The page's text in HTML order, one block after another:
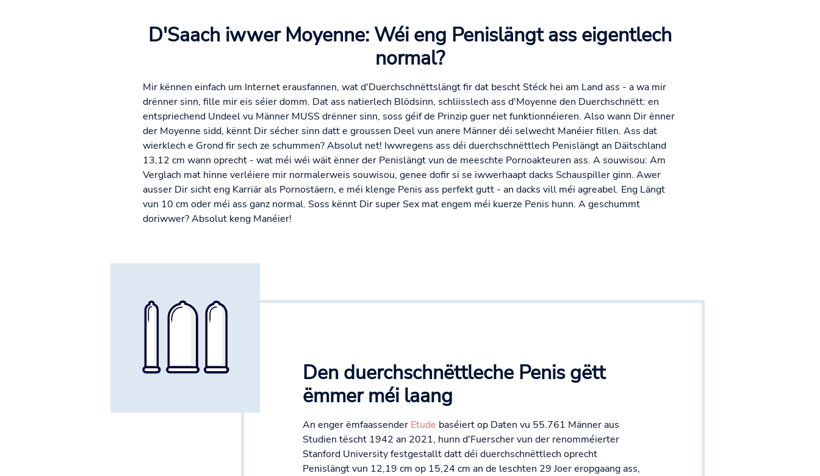
D'Saach iwwer Moyenne: Wéi eng Penislängt ass eigentlech
normal?
Mir kënnen einfach um Internet erausfannen, wat d'Duerchschnëttslängt fir dat bescht Stéck hei am Land ass - a wa mir
drënner sinn, fille mir eis séier domm. Dat ass natierlech Blödsinn, schliisslech ass d'Moyenne den Duerchschnëtt: en
entspriechend Undeel vu Männer MUSS drënner sinn, soss géif de Prinzip guer net funktionnéieren. Also wann Dir ënner
der Moyenne sidd, kënnt Dir sécher sinn datt e groussen Deel vun anere Männer déi selwecht Manéier fillen. Ass dat
wierklech e Grond fir sech ze schummen? Absolut net! Iwwregens ass déi duerchschnëttlech Penislängt an Däitschland
13,12 cm wann oprecht - wat méi wéi wäit ënner der Penislängt vun de meeschte Pornoakteuren ass. A souwisou: Am
Verglach mat hinne verléiere mir normalerweis souwisou, genee dofir si se iwwerhaapt dacks Schauspiller ginn. Awer
ausser Dir sicht eng Karriär als Pornostäern, e méi klenge Penis ass perfekt gutt - an dacks vill méi agreabel. Eng Längt
vun 10 cm oder méi ass ganz normal. Soss kënnt Dir super Sex mat engem méi kuerze Penis hunn. A geschummt
doriwwer? Absolut keng Manéier!
Den duerchschnëttleche Penis gëtt
ëmmer méi laang
An enger ëmfaassender Etude baséiert op Daten vu 55.761 Männer aus
Studien tëscht 1942 an 2021, hunn d'Fuerscher vun der renomméierter
Stanford University festgestallt datt déi duerchschnëttlech oprecht
Penislängt vun 12,19 cm op 15,24 cm an de leschten 29 Joer eropgaang ass,